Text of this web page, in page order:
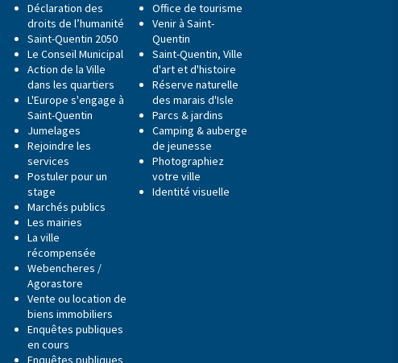
Déclaration des
droits de l’humanité
Saint-Quentin 2050
Le Conseil Municipal
Action de la Ville
dans les quartiers
L'Europe s'engage à
Saint-Quentin
Jumelages
Rejoindre les
services
Postuler pour un
stage
Marchés publics
Les mairies
La ville
récompensée
Webencheres /
Agorastore
Vente ou location de
biens immobiliers
Enquêtes publiques
en cours
Enquêtes publiques
Office de tourisme
Venir à Saint-
Quentin
Saint-Quentin, Ville
d'art et d'histoire
Réserve naturelle
des marais d'Isle
Parcs & jardins
Camping & auberge
de jeunesse
Photographiez
votre ville
Identité visuelle